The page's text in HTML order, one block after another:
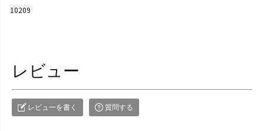
10209
レビュー
レビューを書く 質問する